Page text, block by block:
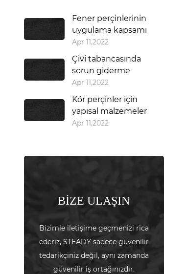
Fener perçinlerinin
uygulama kapsamı
Apr 11,2022
Çivi tabancasında
sorun giderme
Apr 11,2022
Kör perçinler için
yapısal malzemeler
Apr 11,2022
BİZE ULAŞIN
Bizimle iletişime geçmenizi rica
ederiz, STEADY sadece güvenilir
tedarikçiniz değil, aynı zamanda
güvenilir iş ortağınızdır.